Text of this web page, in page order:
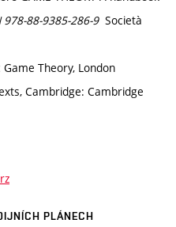
978-88-9385-286-9Società
Theory, London
Cambridge: Cambridge
PLÁNECH